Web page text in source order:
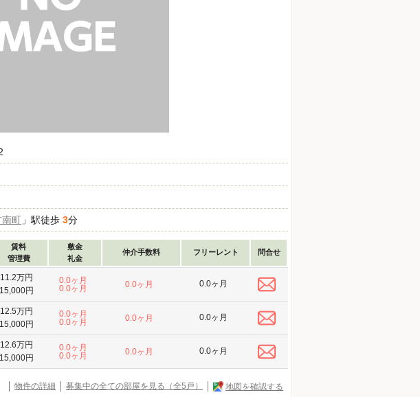
南町 」駅徒歩 3分
賃料
管理費
敷金
礼金
仲介手数料 フリーレント 問合せ
11.2万円
15,000円
0.0ヶ月
0.0ヶ月
0.0ヶ月 0.0ヶ月
12.5万円
15,000円
0.0ヶ月
0.0ヶ月
0.0ヶ月 0.0ヶ月
12.6万円
15,000円
0.0ヶ月
0.0ヶ月
0.0ヶ月 0.0ヶ月
物件の詳細 募集中の全ての部屋を見る（全5戸） 地図を確認する